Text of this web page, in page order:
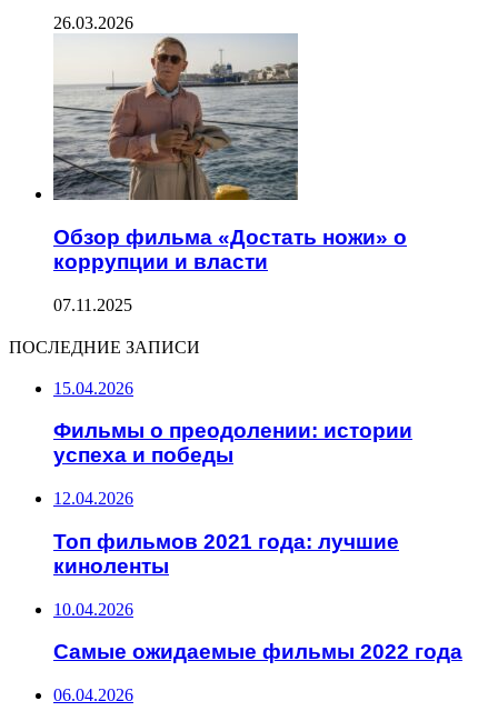
26.03.2026
Обзор фильма «Достать ножи» о
коррупции и власти
07.11.2025
ПОСЛЕДНИЕ ЗАПИСИ
15.04.2026
Фильмы о преодолении: истории
успеха и победы
12.04.2026
Топ фильмов 2021 года: лучшие
киноленты
10.04.2026
Самые ожидаемые фильмы 2022 года
06.04.2026